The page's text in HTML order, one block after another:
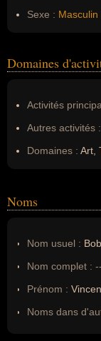
Sexe : Masculin
Domaines
Activités
Autres activités :
Domaines : Art,
Noms
Nom usuel :
Nom complet : --
Prénom :
Noms dans